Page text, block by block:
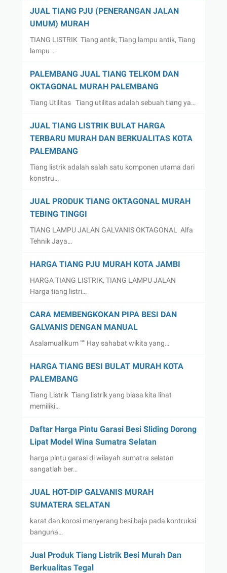
JUAL TIANG PJU (PENERANGAN JALAN
UMUM) MURAH
TIANG LISTRIK Tiang antik, Tiang lampu antik, Tiang
lampu …
PALEMBANG JUAL TIANG TELKOM DAN
OKTAGONAL MURAH PALEMBANG
Tiang Utilitas Tiang utilitas adalah sebuah tiang ya…
JUAL TIANG LISTRIK BULAT HARGA
TERBARU MURAH DAN BERKUALITAS KOTA
PALEMBANG
Tiang listrik adalah salah satu komponen utama dari
konstru…
JUAL PRODUK TIANG OKTAGONAL MURAH
TEBING TINGGI
TIANG LAMPU JALAN GALVANIS OKTAGONAL Alfa
Tehnik Jaya…
HARGA TIANG PJU MURAH KOTA JAMBI
HARGA TIANG LISTRIK, TIANG LAMPU JALAN
Harga tiang listri…
CARA MEMBENGKOKAN PIPA BESI DAN
GALVANIS DENGAN MANUAL
Asalamualikum """ Hay sahabat wikita yang…
HARGA TIANG BESI BULAT MURAH KOTA
PALEMBANG
Tiang Listrik Tiang listrik yang biasa kita lihat
memiliki…
Daftar Harga Pintu Garasi Besi Sliding Dorong
Lipat Model Wina Sumatra Selatan
harga pintu garasi di wilayah sumatra selatan
sangatlah ber…
JUAL HOT-DIP GALVANIS MURAH
SUMATERA SELATAN
karat dan korosi menyerang besi baja pada kontruksi
banguna…
Jual Produk Tiang Listrik Besi Murah Dan
Berkualitas Tegal